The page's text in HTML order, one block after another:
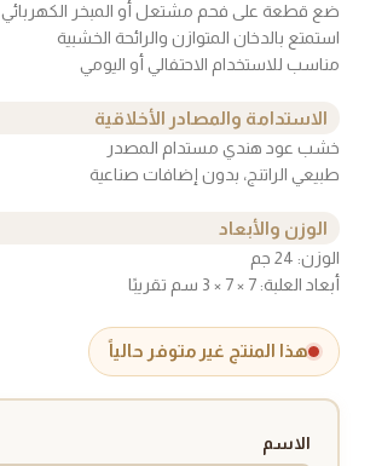
ضع قطعة على فحم مشتعل أو المبخر الكهربائي
استمتع بالدخان المتوازن والرائحة الخشبية
مناسب للاستخدام الاحتفالي أو اليومي
الاستدامة والمصادر الأخلاقية
خشب عود هندي مستدام المصدر
طبيعي الراتنج، بدون إضافات صناعية
الوزن والأبعاد
الوزن: 24 جم
أبعاد العلبة: 7 × 7 × 3 سم تقريبًا
هذا المنتج غير متوفر حالياً
الاسم